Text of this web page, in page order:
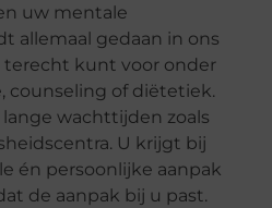
uw mentale
allemaal gedaan in ons
terecht kunt voor onder
counseling of diëtetiek.
wachttijden zoals
U krijgt bij
én persoonlijke aanpak
de aanpak bij u past.